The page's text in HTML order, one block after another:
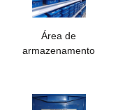
Área de
armazenamento